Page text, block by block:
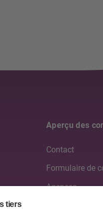
Aperçu des
Contact
Formulaire de
Agences